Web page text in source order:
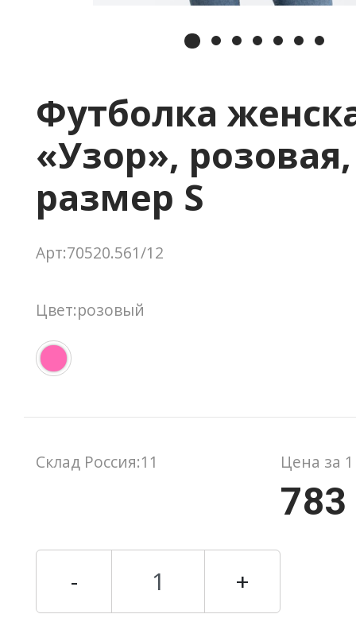
Футболка
«Узор», розовая,
размер S
Арт:70520.561/12
Цвет:розовый
Цена за
- +
Склад Россия:11